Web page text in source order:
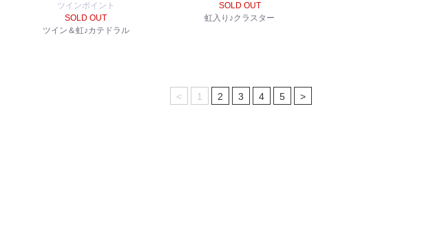
ツインポイント
SOLD OUT
ツイン＆虹♪カテドラル
SOLD OUT
虹入り♪クラスター
< 1 2 3 4 5 >